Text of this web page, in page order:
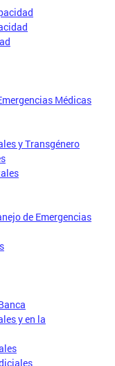
Médicas
y Transgénero
de Emergencias
y en la